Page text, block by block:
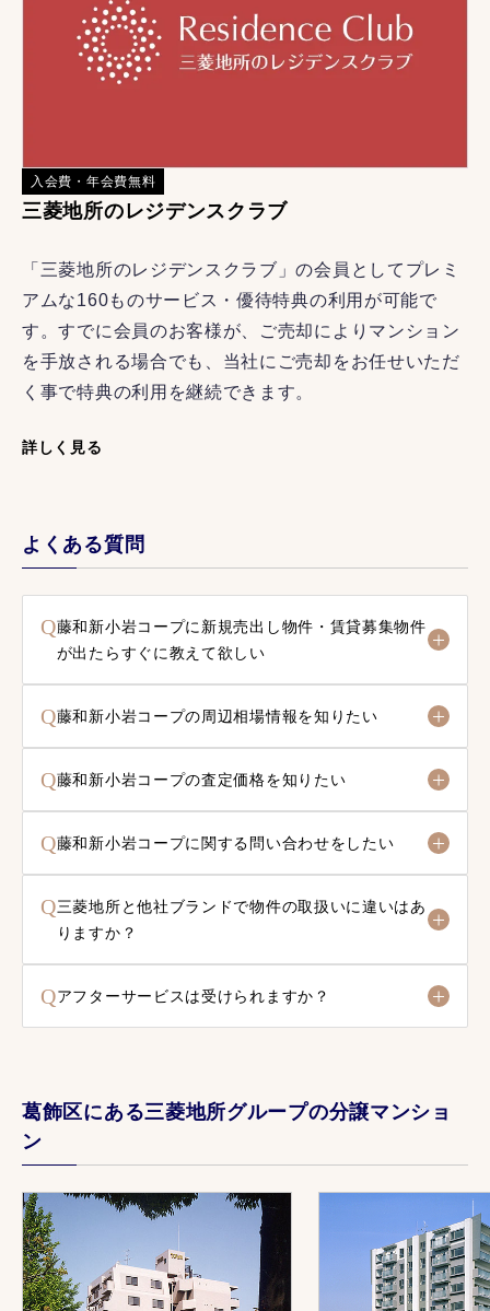
入会費・年会費無料
三菱地所のレジデンスクラブ
「三菱地所のレジデンスクラブ」の会員としてプレミ
アムな160ものサービス・優待特典の利用が可能で
す。すでに会員のお客様が、ご売却によりマンション
を手放される場合でも、当社にご売却をお任せいただ
く事で特典の利用を継続できます。
詳しく見る
よくある質問
Q藤和新小岩コープに新規売出し物件・賃貸募集物件
が出たらすぐに教えて欲しい
Q藤和新小岩コープの周辺相場情報を知りたい
Q藤和新小岩コープの査定価格を知りたい
Q藤和新小岩コープに関する問い合わせをしたい
Q三菱地所と他社ブランドで物件の取扱いに違いはあ
りますか？
Qアフターサービスは受けられますか？
葛飾区にある三菱地所グループの分譲マンショ
ン